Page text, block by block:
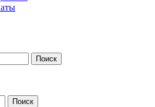
Поиск
Поиск